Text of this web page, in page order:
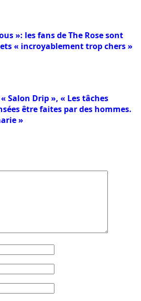
»: les fans de The Rose sont
« incroyablement trop chers »
Salon Drip », « Les tâches
être faites par des hommes.
»